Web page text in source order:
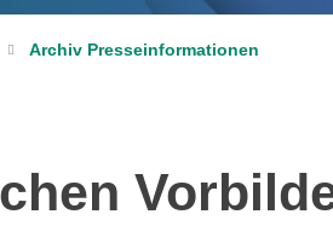
Archiv Presseinformationen